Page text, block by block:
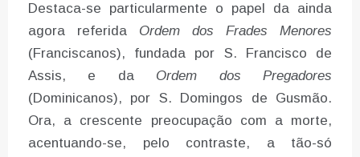
Destaca-se particularmente o papel da ainda
agora referida Ordem dos Frades Menores
(Franciscanos), fundada por S. Francisco de
Assis, e da Ordem dos Pregadores
(Dominicanos), por S. Domingos de Gusmão.
Ora, a crescente preocupação com a morte,
acentuando-se, pelo contraste, a tão-só